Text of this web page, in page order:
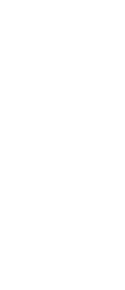
rendez-
8
du
se déroule
partant
le trajet en